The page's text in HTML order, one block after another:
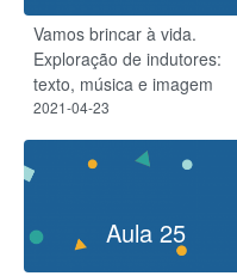
Vamos brincar à vida.
Exploração de indutores:
texto, música e imagem
2021-04-23
Aula 25